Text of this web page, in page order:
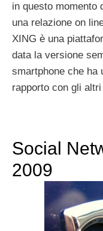
in questo momento
una relazione on
XING è una
data la versione
smartphone che ha
rapporto con gli
Social
2009